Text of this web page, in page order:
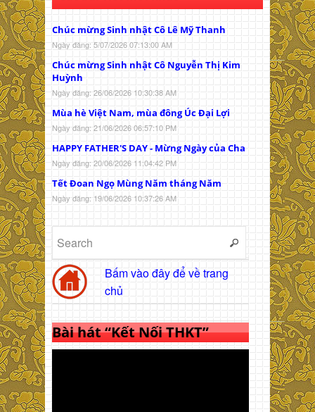
Chúc mừng Sinh nhật Cô Lê Mỹ Thanh
Ngày đăng: 5/07/2026 07:13:00 AM
Chúc mừng Sinh nhật Cô Nguyễn Thị Kim
Huỳnh
Ngày đăng: 26/06/2026 10:30:38 AM
Mùa hè Việt Nam, mùa đông Úc Đại Lợi
Ngày đăng: 21/06/2026 06:57:10 PM
HAPPY FATHER'S DAY - Mừng Ngày của Cha
Ngày đăng: 20/06/2026 11:04:42 PM
Tết Đoan Ngọ Mùng Năm tháng Năm
Ngày đăng: 19/06/2026 10:37:26 AM
Bấm vào đây để về trang
chủ
Bài hát “Kết Nối THKT”